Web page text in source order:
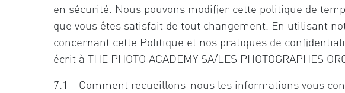
en sécurité. Nous pouvons modifier cette politique de
que vous êtes satisfait de tout changement. En utilisant
concernant cette Politique et nos pratiques de
écrit à THE PHOTO ACADEMY SA/LES PHOTOGRAPHES
7.1 - Comment recueillons-nous les informations vous